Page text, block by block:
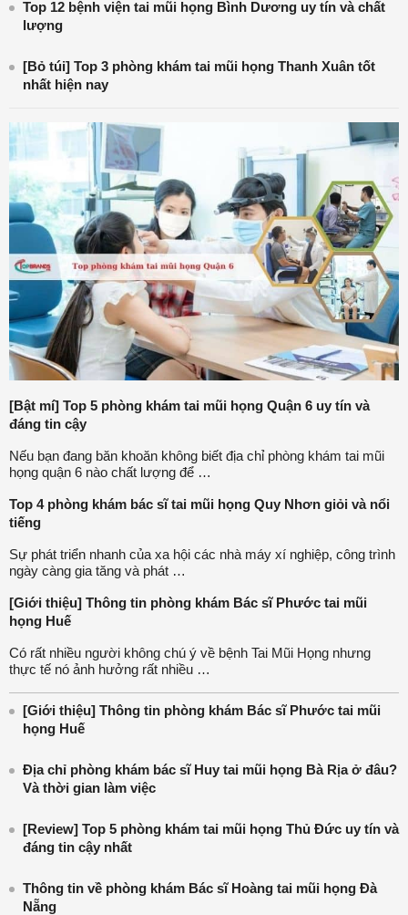
Top 12 bệnh viện tai mũi họng Bình Dương uy tín và chất
lượng
[Bỏ túi] Top 3 phòng khám tai mũi họng Thanh Xuân tốt
nhất hiện nay
[Bật mí] Top 5 phòng khám tai mũi họng Quận 6 uy tín và
đáng tin cậy
Nếu bạn đang băn khoăn không biết địa chỉ phòng khám tai mũi
họng quận 6 nào chất lượng để …
Top 4 phòng khám bác sĩ tai mũi họng Quy Nhơn giỏi và nổi
tiếng
Sự phát triển nhanh của xa hội các nhà máy xí nghiệp, công trình
ngày càng gia tăng và phát …
[Giới thiệu] Thông tin phòng khám Bác sĩ Phước tai mũi
họng Huế
Có rất nhiều người không chú ý về bệnh Tai Mũi Họng nhưng
thực tế nó ảnh hưởng rất nhiều …
[Giới thiệu] Thông tin phòng khám Bác sĩ Phước tai mũi
họng Huế
Địa chỉ phòng khám bác sĩ Huy tai mũi họng Bà Rịa ở đâu?
Và thời gian làm việc
[Review] Top 5 phòng khám tai mũi họng Thủ Đức uy tín và
đáng tin cậy nhất
Thông tin về phòng khám Bác sĩ Hoàng tai mũi họng Đà
Nẵng